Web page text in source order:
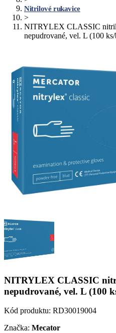
Nitrilové rukavice
>
NITRYLEX CLASSIC
nepudrované, vel. L (100
NITRYLEX CLASSIC
nepudrované, vel. L (100
Kód produktu: RD30019004
Značka: Mecator